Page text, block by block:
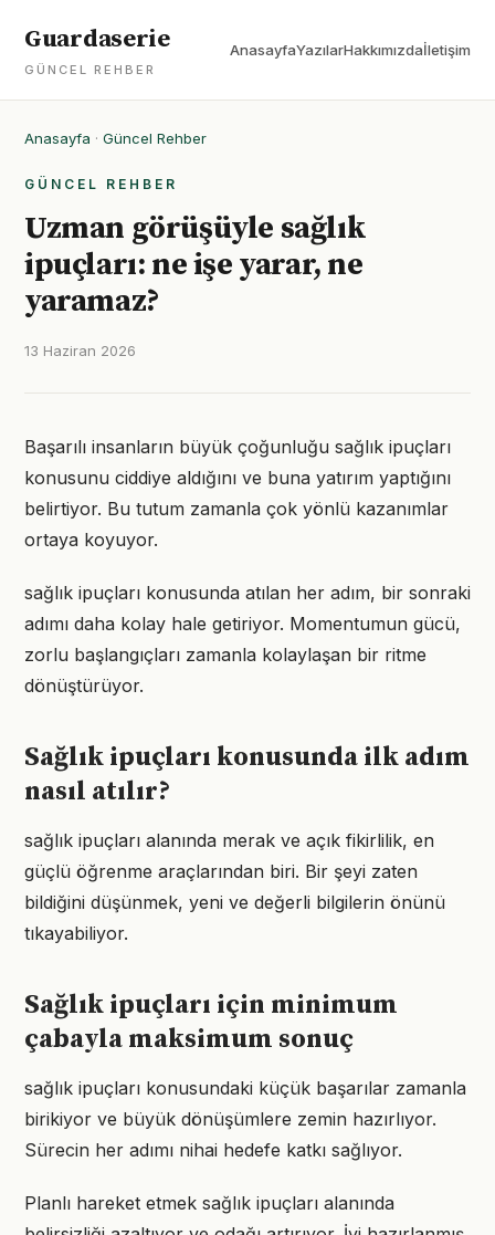
Guardaserie
GÜNCEL REHBER
AnasayfaYazılarHakkımızdaİletişim
Anasayfa · Güncel Rehber
GÜNCEL REHBER
Uzman görüşüyle sağlık
ipuçları: ne işe yarar, ne
yaramaz?
13 Haziran 2026
Başarılı insanların büyük çoğunluğu sağlık ipuçları
konusunu ciddiye aldığını ve buna yatırım yaptığını
belirtiyor. Bu tutum zamanla çok yönlü kazanımlar
ortaya koyuyor.
sağlık ipuçları konusunda atılan her adım, bir sonraki
adımı daha kolay hale getiriyor. Momentumun gücü,
zorlu başlangıçları zamanla kolaylaşan bir ritme
dönüştürüyor.
Sağlık ipuçları konusunda ilk adım
nasıl atılır?
sağlık ipuçları alanında merak ve açık fikirlilik, en
güçlü öğrenme araçlarından biri. Bir şeyi zaten
bildiğini düşünmek, yeni ve değerli bilgilerin önünü
tıkayabiliyor.
Sağlık ipuçları için minimum
çabayla maksimum sonuç
sağlık ipuçları konusundaki küçük başarılar zamanla
birikiyor ve büyük dönüşümlere zemin hazırlıyor.
Sürecin her adımı nihai hedefe katkı sağlıyor.
Planlı hareket etmek sağlık ipuçları alanında